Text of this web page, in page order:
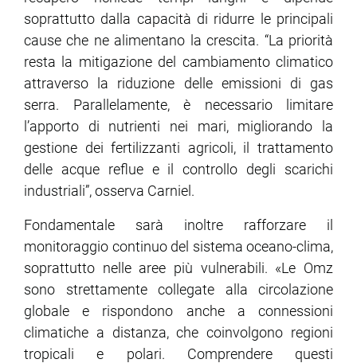
soprattutto dalla capacità di ridurre le principali
cause che ne alimentano la crescita. “La priorità
resta la mitigazione del cambiamento climatico
attraverso la riduzione delle emissioni di gas
serra. Parallelamente, è necessario limitare
l’apporto di nutrienti nei mari, migliorando la
gestione dei fertilizzanti agricoli, il trattamento
delle acque reflue e il controllo degli scarichi
industriali”, osserva Carniel.
Fondamentale sarà inoltre rafforzare il
monitoraggio continuo del sistema oceano-clima,
soprattutto nelle aree più vulnerabili. «Le Omz
sono strettamente collegate alla circolazione
globale e rispondono anche a connessioni
climatiche a distanza, che coinvolgono regioni
tropicali e polari. Comprendere questi